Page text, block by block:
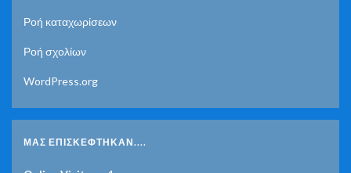
Ροή καταχωρίσεων
Ροή σχολίων
WordPress.org
ΜΑΣ ΕΠΙΣΚΈΦΤΗΚΑΝ....